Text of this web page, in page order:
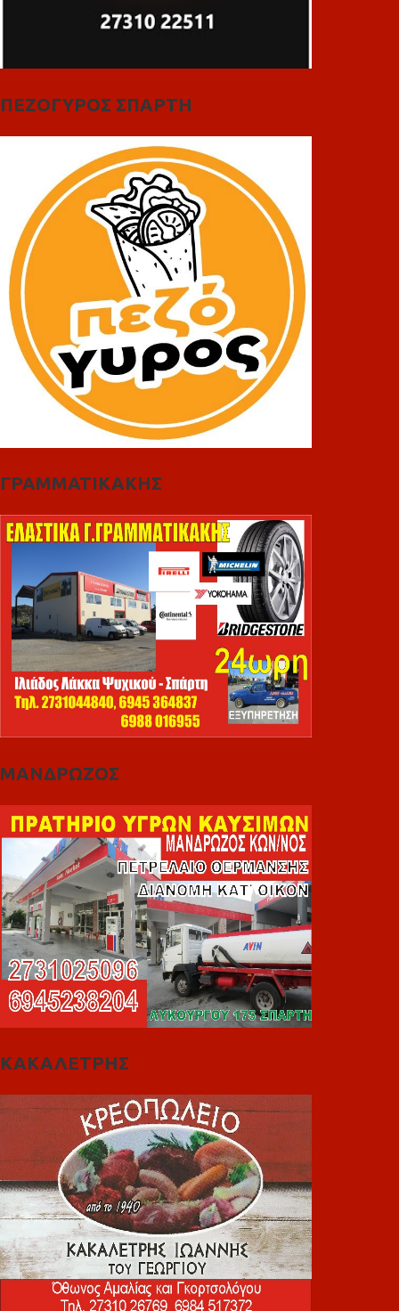
ΠΕΖΟΓΥΡΟΣ ΣΠΑΡΤΗ
ΓΡΑΜΜΑΤΙΚΑΚΗΣ
ΜΑΝΔΡΩΖΟΣ
ΚΑΚΑΛΕΤΡΗΣ